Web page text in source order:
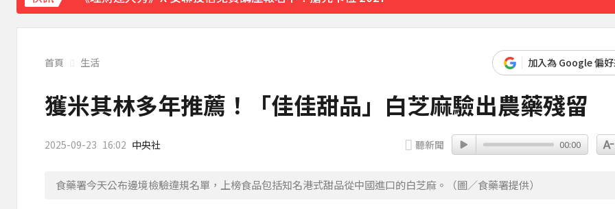
下載東森App，隨時掌握天下大小事！
《理財達人秀》X 安聯投信免費講座報名中！搶先卡位 2027
首頁 生活 加入為 Google 偏
獲米其林多年推薦！「佳佳甜品」白芝麻驗出農藥殘留
2025-09-23 16:02 中央社 聽新聞 00:00
食藥署今天公布邊境檢驗違規名單，上榜食品包括知名港式甜品從中國進口的白芝麻。（圖／食藥署提供）